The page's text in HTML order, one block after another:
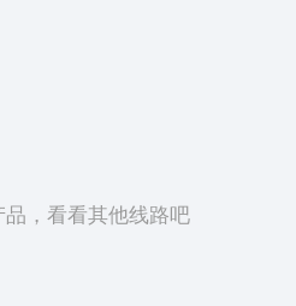
，看看其他线路吧